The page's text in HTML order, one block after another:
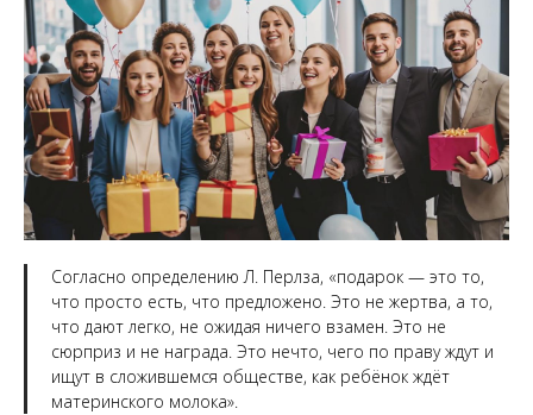
Согласно определению Л. Перлза, «подарок — это то,
что просто есть, что предложено. Это не жертва, а то,
что дают легко, не ожидая ничего взамен. Это не
сюрприз и не награда. Это нечто, чего по праву ждут и
ищут в сложившемся обществе, как ребёнок ждёт
материнского молока».